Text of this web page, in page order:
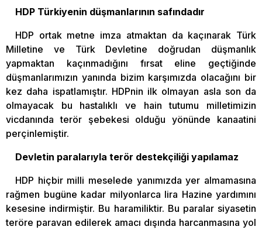
HDP Türkiyenin düşmanlarının safındadır
HDP ortak metne imza atmaktan da kaçınarak Türk
Milletine ve Türk Devletine doğrudan düşmanlık
yapmaktan kaçınmadığını fırsat eline geçtiğinde
düşmanlarımızın yanında bizim karşımızda olacağını bir
kez daha ispatlamıştır. HDPnin ilk olmayan asla son da
olmayacak bu hastalıklı ve hain tutumu milletimizin
vicdanında terör şebekesi olduğu yönünde kanaatini
perçinlemiştir.
Devletin paralarıyla terör destekçiliği yapılamaz
HDP hiçbir milli meselede yanımızda yer almamasına
rağmen bugüne kadar milyonlarca lira Hazine yardımını
kesesine indirmiştir. Bu haramiliktir. Bu paralar siyasetin
teröre paravan edilerek amacı dışında harcanmasına yol